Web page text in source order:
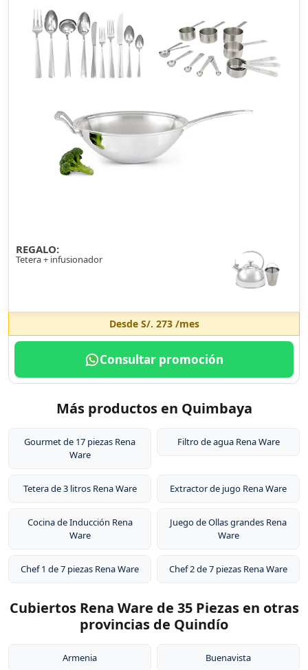
REGALO:
Tetera + infusionador
Desde S/. 273/mes
Consultar promoción
Más productos en Quimbaya
Gourmet de 17 piezas Rena
Ware
Filtro de agua Rena Ware
Tetera de 3 litros Rena Ware Extractor de jugo Rena Ware
Cocina de Inducción Rena
Ware
Juego de Ollas grandes Rena
Ware
Chef 1 de 7 piezas Rena Ware Chef 2 de 7 piezas Rena Ware
Cubiertos Rena Ware de 35 Piezas en otras
provincias de Quindío
Armenia Buenavista